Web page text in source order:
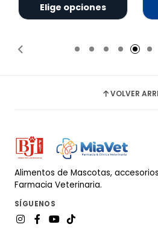
Agregar
VOLVER
Alimentos de Mascotas,
Farmacia Veterinaria.
SÍGUENOS